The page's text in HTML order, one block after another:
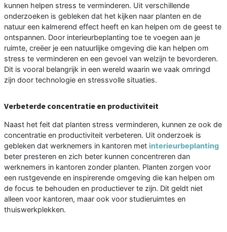
kunnen helpen stress te verminderen. Uit verschillende
onderzoeken is gebleken dat het kijken naar planten en de
natuur een kalmerend effect heeft en kan helpen om de geest te
ontspannen. Door interieurbeplanting toe te voegen aan je
ruimte, creëer je een natuurlijke omgeving die kan helpen om
stress te verminderen en een gevoel van welzijn te bevorderen.
Dit is vooral belangrijk in een wereld waarin we vaak omringd
zijn door technologie en stressvolle situaties.
Verbeterde concentratie en productiviteit
Naast het feit dat planten stress verminderen, kunnen ze ook de
concentratie en productiviteit verbeteren. Uit onderzoek is
gebleken dat werknemers in kantoren met interieurbeplanting
beter presteren en zich beter kunnen concentreren dan
werknemers in kantoren zonder planten. Planten zorgen voor
een rustgevende en inspirerende omgeving die kan helpen om
de focus te behouden en productiever te zijn. Dit geldt niet
alleen voor kantoren, maar ook voor studieruimtes en
thuiswerkplekken.